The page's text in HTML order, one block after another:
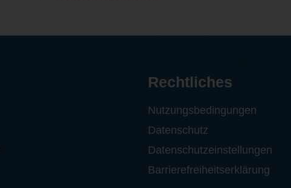
Rechtliches
Nutzungsbedingungen
Datenschutz
Datenschutzeinstellungen
Barrierefreiheitserklärung